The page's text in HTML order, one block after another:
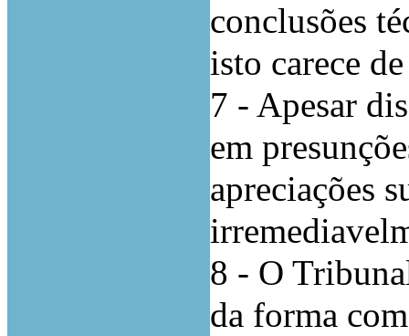
conclusões
isto carece
7 - Apesar
em
apreciações
8 - O
da forma